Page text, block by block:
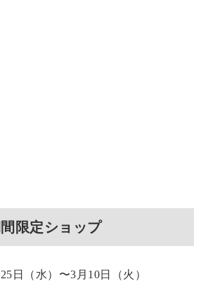
限定ショップ
日（水）〜3月10日（火）